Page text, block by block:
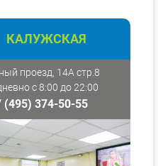
КАЛУЖСКАЯ
проезд, 14А стр.8
с 8:00 до 22:00
(495) 374-50-55